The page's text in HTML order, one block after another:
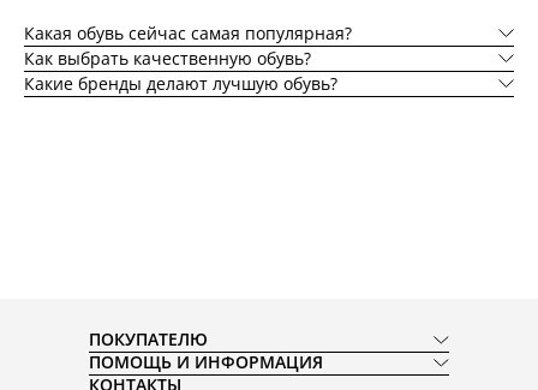
Какая обувь сейчас самая популярная?
Как выбрать качественную обувь?
Какие бренды делают лучшую обувь?
ПОКУПАТЕЛЮ
ПОМОЩЬ И ИНФОРМАЦИЯ
КОНТАКТЫ